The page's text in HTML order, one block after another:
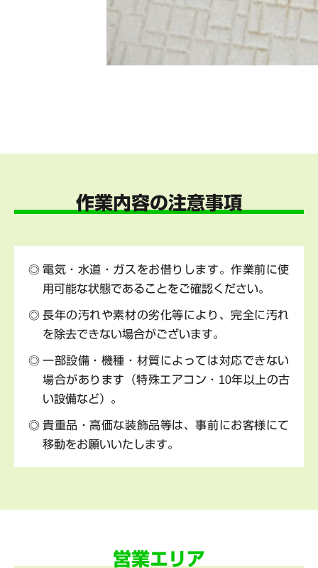
作業内容の注意事項
電気・水道・ガスをお借りします。作業前に使
用可能な状態であることをご確認ください。
長年の汚れや素材の劣化等により、完全に汚れ
を除去できない場合がございます。
一部設備・機種・材質によっては対応できない
場合があります（特殊エアコン・10年以上の古
い設備など）。
貴重品・高価な装飾品等は、事前にお客様にて
移動をお願いいたします。
営業エリア